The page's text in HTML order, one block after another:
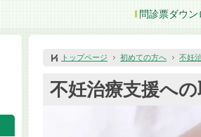
問診票ダウン
トップページ 初めての方へ 不妊
不妊治療支援へ